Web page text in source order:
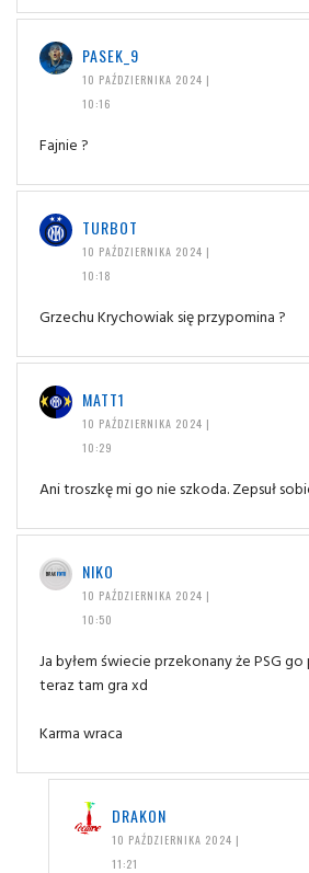
PASEK_9
10 PAŹDZIERNIKA 2024 |
10:16
Fajnie ?
TURBOT
10 PAŹDZIERNIKA 2024 |
10:18
Grzechu Krychowiak się przypomina ?
MATT1
10 PAŹDZIERNIKA 2024 |
10:29
Ani troszkę mi go nie szkoda. Zepsuł
NIKO
10 PAŹDZIERNIKA 2024 |
10:50
Ja byłem świecie przekonany że PSG
teraz tam gra xd
Karma wraca
DRAKON
10 PAŹDZIERNIKA 2024 |
11:21